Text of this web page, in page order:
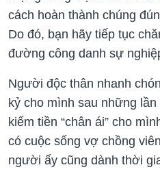
cách hoàn thành chúng
Do đó, bạn hãy tiếp tục
đường công danh sự
Người độc thân nhanh
kỷ cho mình sau những
kiếm tiền “chân ái” cho
có cuộc sống vợ chồng
người ấy cũng dành thời